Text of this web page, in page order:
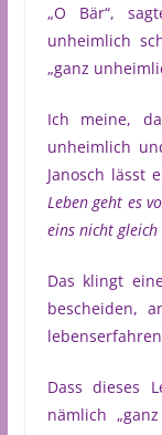
„O Bär“,
unheimlich
„ganz
Ich meine,
unheimlich
Janosch lässt
Leben geht es
eins nicht
Das klingt
bescheiden,
Dass dieses
nämlich